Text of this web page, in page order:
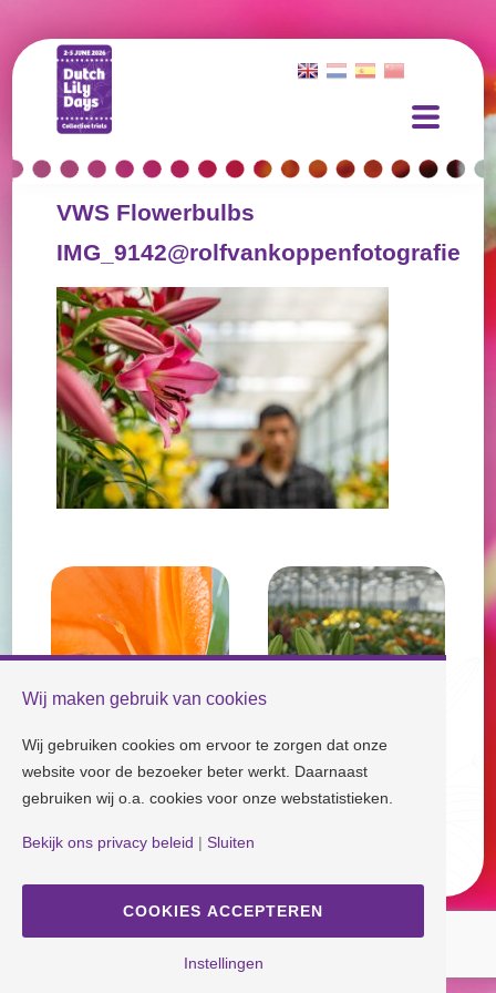
VWS Flowerbulbs
IMG_9142@rolfvankoppenfotografie
Check our socials and stay tuned!
Wij maken gebruik van cookies
Wij gebruiken cookies om ervoor te zorgen dat onze
website voor de bezoeker beter werkt. Daarnaast
gebruiken wij o.a. cookies voor onze webstatistieken.
Bekijk ons privacy beleid | Sluiten
COOKIES ACCEPTEREN
Instellingen